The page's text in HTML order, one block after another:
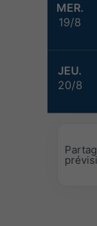
MER.
19/8
JEU.
20/8